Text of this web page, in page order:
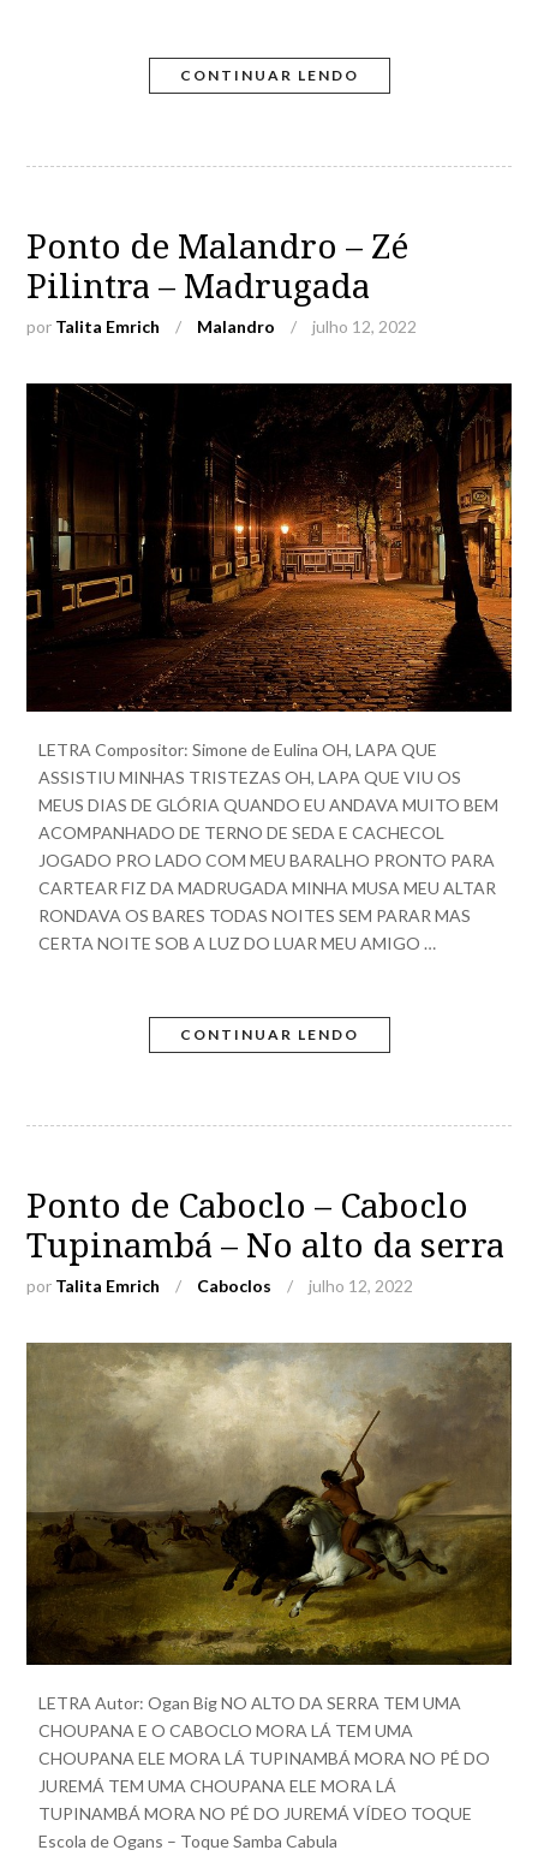
CONTINUAR LENDO
Ponto de Malandro – Zé
Pilintra – Madrugada
por Talita Emrich / Malandro / julho 12, 2022
LETRA Compositor: Simone de Eulina OH, LAPA QUE
ASSISTIU MINHAS TRISTEZAS OH, LAPA QUE VIU OS
MEUS DIAS DE GLÓRIA QUANDO EU ANDAVA MUITO BEM
ACOMPANHADO DE TERNO DE SEDA E CACHECOL
JOGADO PRO LADO COM MEU BARALHO PRONTO PARA
CARTEAR FIZ DA MADRUGADA MINHA MUSA MEU ALTAR
RONDAVA OS BARES TODAS NOITES SEM PARAR MAS
CERTA NOITE SOB A LUZ DO LUAR MEU AMIGO …
CONTINUAR LENDO
Ponto de Caboclo – Caboclo
Tupinambá – No alto da serra
por Talita Emrich / Caboclos / julho 12, 2022
LETRA Autor: Ogan Big NO ALTO DA SERRA TEM UMA
CHOUPANA E O CABOCLO MORA LÁ TEM UMA
CHOUPANA ELE MORA LÁ TUPINAMBÁ MORA NO PÉ DO
JUREMÁ TEM UMA CHOUPANA ELE MORA LÁ
TUPINAMBÁ MORA NO PÉ DO JUREMÁ VÍDEO TOQUE
Escola de Ogans – Toque Samba Cabula